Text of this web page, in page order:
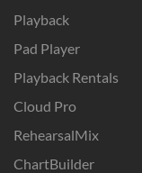
Playback
Pad Player
Playback Rentals
Cloud Pro
RehearsalMix
ChartBuilder